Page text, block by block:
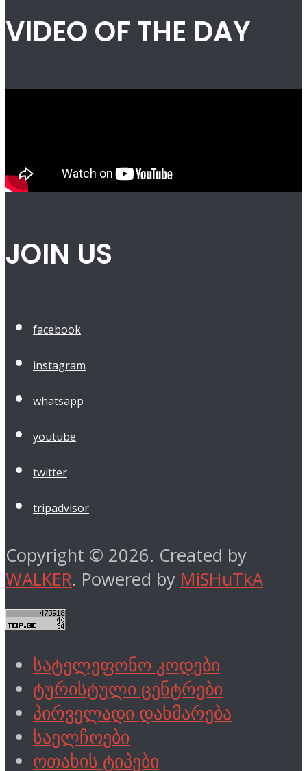
VIDEO OF THE DAY
JOIN US
facebook
instagram
whatsapp
youtube
twitter
tripadvisor
Copyright © 2026. Created by
WALKER. Powered by MiSHuTkA
სატელეფონო კოდები
ტურისტული ცენტრები
პირველადი დახმარება
საელჩოები
ოთახის ტიპები